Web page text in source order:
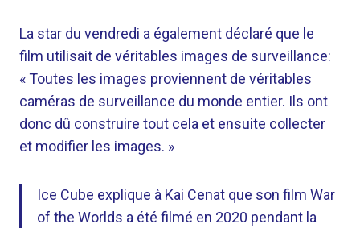
La star du vendredi a également déclaré que le
film utilisait de véritables images de surveillance:
« Toutes les images proviennent de véritables
caméras de surveillance du monde entier. Ils ont
donc dû construire tout cela et ensuite collecter
et modifier les images. »
Ice Cube explique à Kai Cenat que son film War
of the Worlds a été filmé en 2020 pendant la